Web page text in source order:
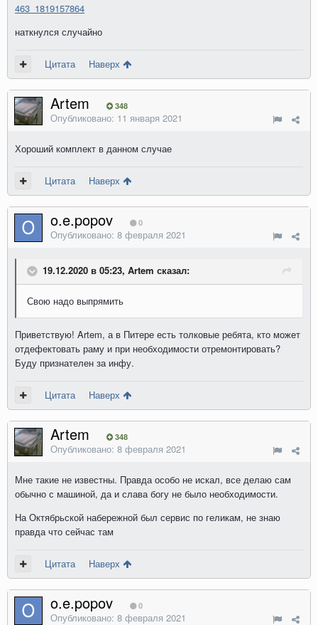
463_1819157864
наткнулся случайно
Цитата Наверх
Artem 348
Опубликовано: 11 января 2021
Хороший комплект в данном случае
Цитата Наверх
o.e.popov 0
Опубликовано: 8 февраля 2021
19.12.2020 в 05:23, Artem сказал:
Свою надо выпрямить
Приветствую! Artem, а в Питере есть толковые ребята, кто может
отдефектовать раму и при необходимости отремонтировать?
Буду признателен за инфу.
Цитата Наверх
Artem 348
Опубликовано: 8 февраля 2021
Мне такие не известны. Правда особо не искал, все делаю сам
обычно с машиной, да и слава богу не было необходимости.
На Октябрьской набережной был сервис по геликам, не знаю
правда что сейчас там
Цитата Наверх
o.e.popov 0
Опубликовано: 8 февраля 2021